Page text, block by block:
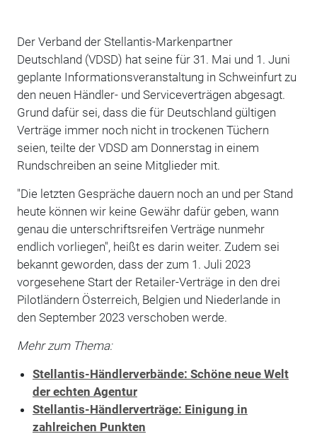
Der Verband der Stellantis-Markenpartner
Deutschland (VDSD) hat seine für 31. Mai und 1. Juni
geplante Informationsveranstaltung in Schweinfurt zu
den neuen Händler- und Serviceverträgen abgesagt.
Grund dafür sei, dass die für Deutschland gültigen
Verträge immer noch nicht in trockenen Tüchern
seien, teilte der VDSD am Donnerstag in einem
Rundschreiben an seine Mitglieder mit.
"Die letzten Gespräche dauern noch an und per Stand
heute können wir keine Gewähr dafür geben, wann
genau die unterschriftsreifen Verträge nunmehr
endlich vorliegen", heißt es darin weiter. Zudem sei
bekannt geworden, dass der zum 1. Juli 2023
vorgesehene Start der Retailer-Verträge in den drei
Pilotländern Österreich, Belgien und Niederlande in
den September 2023 verschoben werde.
Mehr zum Thema:
Stellantis-Händlerverbände: Schöne neue Welt
der echten Agentur
Stellantis-Händlerverträge: Einigung in
zahlreichen Punkten